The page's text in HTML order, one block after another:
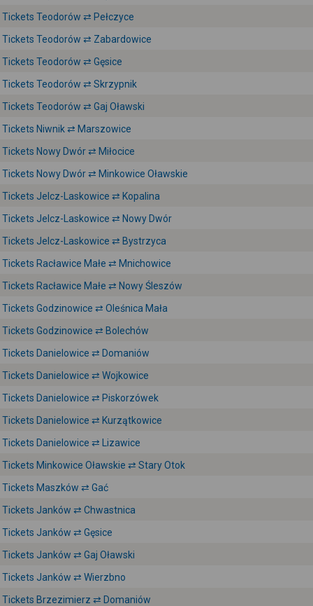
Tickets Teodorów ⇄ Pełczyce
Tickets Teodorów ⇄ Zabardowice
Tickets Teodorów ⇄ Gęsice
Tickets Teodorów ⇄ Skrzypnik
Tickets Teodorów ⇄ Gaj Oławski
Tickets Niwnik ⇄ Marszowice
Tickets Nowy Dwór ⇄ Miłocice
Tickets Nowy Dwór ⇄ Minkowice Oławskie
Tickets Jelcz-Laskowice ⇄ Kopalina
Tickets Jelcz-Laskowice ⇄ Nowy Dwór
Tickets Jelcz-Laskowice ⇄ Bystrzyca
Tickets Racławice Małe ⇄ Mnichowice
Tickets Racławice Małe ⇄ Nowy Śleszów
Tickets Godzinowice ⇄ Oleśnica Mała
Tickets Godzinowice ⇄ Bolechów
Tickets Danielowice ⇄ Domaniów
Tickets Danielowice ⇄ Wojkowice
Tickets Danielowice ⇄ Piskorzówek
Tickets Danielowice ⇄ Kurzątkowice
Tickets Danielowice ⇄ Lizawice
Tickets Minkowice Oławskie ⇄ Stary Otok
Tickets Maszków ⇄ Gać
Tickets Janków ⇄ Chwastnica
Tickets Janków ⇄ Gęsice
Tickets Janków ⇄ Gaj Oławski
Tickets Janków ⇄ Wierzbno
Tickets Brzezimierz ⇄ Domaniów